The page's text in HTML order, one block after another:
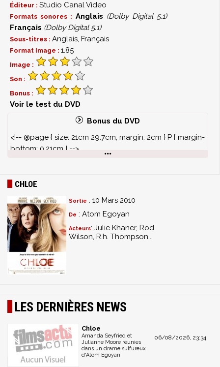
Éditeur : Studio Canal Video
Formats sonores : Anglais (Dolby Digital 5.1)
Français (Dolby Digital 5.1)
Sous-titres : Anglais, Français
Format Image : 1.85
Image :
Son :
Bonus :
Voir le test du DVD
Bonus du DVD
<!-- @page { size: 21cm 29.7cm; margin: 2cm } P { margin-
bottom: 0.21cm } -->
- Scènes coupées
- Interviews
- Bande-annonce
- Galerie photos
CHLOE
Sortie : 10 Mars 2010
De : Atom Egoyan
Acteurs: Julie Khaner, Rod
Wilson, R.h. Thompson...
LES DERNIÈRES NEWS
Chloe
06/08/2026, 23:34
Amanda Seyfried et
Julianne Moore réunies
dans un drame sulfureux
d'Atom Egoyan